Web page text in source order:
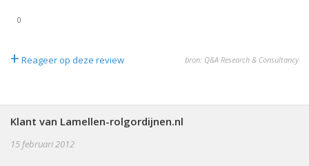
0
+ Reageer op deze review bron: Q&A Research & Consultancy
Klant van Lamellen-rolgordijnen.nl
15 februari 2012